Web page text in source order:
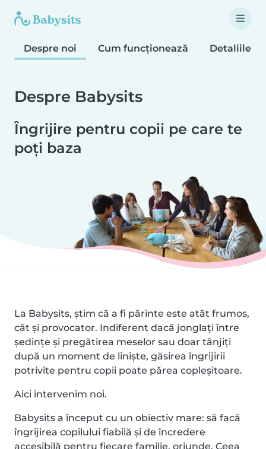
Despre noi Cum funcționează Detaliile
Despre Babysits
Îngrijire pentru copii pe care te
poți baza
La Babysits, știm că a fi părinte este atât frumos,
cât și provocator. Indiferent dacă jonglați între
ședințe și pregătirea meselor sau doar tânjiți
după un moment de liniște, găsirea îngrijirii
potrivite pentru copii poate părea copleșitoare.
Aici intervenim noi.
Babysits a început cu un obiectiv mare: să facă
îngrijirea copilului fiabilă şi de încredere
accesibilă pentru fiecare familie, oriunde. Ceea